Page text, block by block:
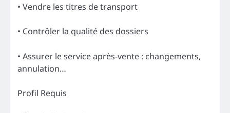
• Vendre les titres de transport
• Contrôler la qualité des dossiers
• Assurer le service après-vente : changements,
annulation…
Profil Requis